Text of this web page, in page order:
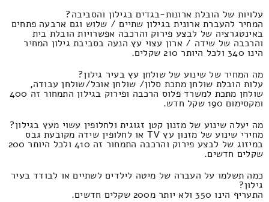
עלויות של הובלת ארונות-בגדים בגילון והסביבה?
המחיר להעברת ארונית בגילון שתיים / שלוש וגם ארבעה פתחים
באינטגרציה של לבצע פירוק והרכבה אפשרויות הובלת בית
והרכבה של שידה / ארון עצוי עץ הנעה בסביבת גילון המחיר
הינו 340 ולכל היותר 210 שקלים.
מה המחיר של שינוע של שולחן עץ בעיר גילון?
עלות הובלת שולחן מתכת סלון/ שולחן אוכל/שולחן עבודה,
שולחן מתכת למשרד פלוס הרכבה ופירוק בגילון התמחור זה 400
ומקסימום 190 שקל חדש.
מה יעלה שינוע של מזנון קטן זגוגית ולחלופין עשוי מעץ בגילון?
מחירי שינוע של מזנון עץ TV או לחלופין שידה מקובעת גבס
במיזוג של לבצע פירוק והרכבה התמחור זה 410 ולכל היותר 200
שקלים חדשים.
כמה תשלמו על העברה של מיטה לילדים לשתיים או לבודד בעיר
גילון?
התעריף הינו 350 ולא יותר מ200 שקלים חדשים.